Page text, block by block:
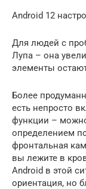
Android 12
Для людей с
Лупа – она
элементы
Более
есть непросто
функции –
определением
фронтальная
вы лежите в
Android в этой
ориентация, но